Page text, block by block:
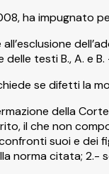
ha impugnato
testi B., A. e
se difetti la
della
il che non
suoi e dei
norma citata; 2.-